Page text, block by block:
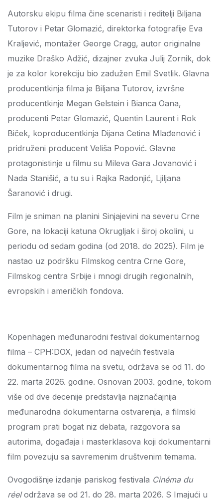
Autorsku ekipu filma čine scenaristi i reditelji Biljana
Tutorov i Petar Glomazić, direktorka fotografije Eva
Kraljević, montažer George Cragg, autor originalne
muzike Draško Adžić, dizajner zvuka Julij Zornik, dok
je za kolor korekciju bio zadužen Emil Svetlik. Glavna
producentkinja filma je Biljana Tutorov, izvršne
producentkinje Megan Gelstein i Bianca Oana,
producenti Petar Glomazić, Quentin Laurent i Rok
Biček, koproducentkinja Dijana Cetina Mlađenović i
pridruženi producent Veliša Popović. Glavne
protagonistinje u filmu su Mileva Gara Jovanović i
Nada Stanišić, a tu su i Rajka Radonjić, Ljiljana
Šaranović i drugi.
Film je sniman na planini Sinjajevini na severu Crne
Gore, na lokaciji katuna Okrugljak i široj okolini, u
periodu od sedam godina (od 2018. do 2025). Film je
nastao uz podršku Filmskog centra Crne Gore,
Filmskog centra Srbije i mnogi drugih regionalnih,
evropskih i američkih fondova.
Kopenhagen međunarodni festival dokumentarnog
filma – CPH:DOX, jedan od najvećih festivala
dokumentarnog filma na svetu, održava se od 11. do
22. marta 2026. godine. Osnovan 2003. godine, tokom
više od dve decenije predstavlja najznačajnija
međunarodna dokumentarna ostvarenja, a filmski
program prati bogat niz debata, razgovora sa
autorima, događaja i masterklasova koji dokumentarni
film povezuju sa savremenim društvenim temama.
Ovogodišnje izdanje pariskog festivala Cinéma du
réelodržava se od 21. do 28. marta 2026. S Imajući u